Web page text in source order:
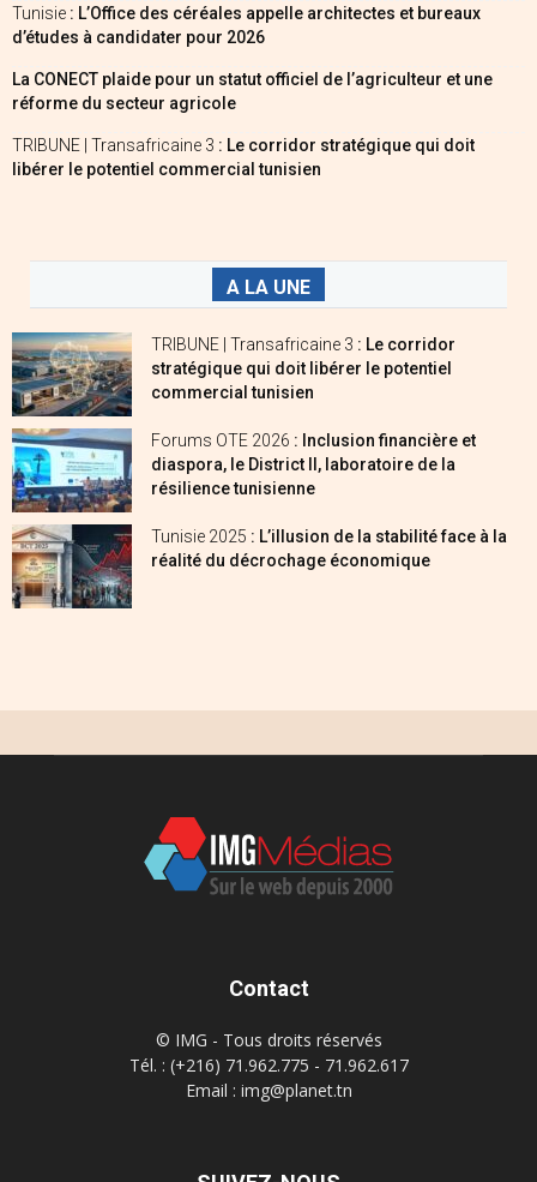
Tunisie : L’Office des céréales appelle architectes et bureaux
d’études à candidater pour 2026
La CONECT plaide pour un statut officiel de l’agriculteur et une
réforme du secteur agricole
TRIBUNE | Transafricaine 3 : Le corridor stratégique qui doit
libérer le potentiel commercial tunisien
A LA UNE
TRIBUNE | Transafricaine 3 : Le corridor
stratégique qui doit libérer le potentiel
commercial tunisien
Forums OTE 2026 : Inclusion financière et
diaspora, le District II, laboratoire de la
résilience tunisienne
Tunisie 2025 : L’illusion de la stabilité face à la
réalité du décrochage économique
Contact
© IMG - Tous droits réservés
Tél. : (+216) 71.962.775 - 71.962.617
Email : img@planet.tn